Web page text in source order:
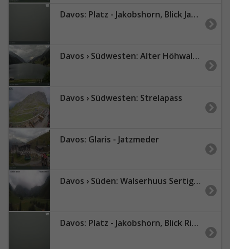
Davos: Platz - Jakobshorn, Blick Jatzhütte
Davos › Südwesten: Alter Höhwaldsteg - Lake Davos
Davos › Südwesten: Strelapass
Davos: Glaris - Jatzmeder
Davos › Süden: Walserhuus Sertig AG
Davos: Platz - Jakobshorn, Blick Rinerhorn